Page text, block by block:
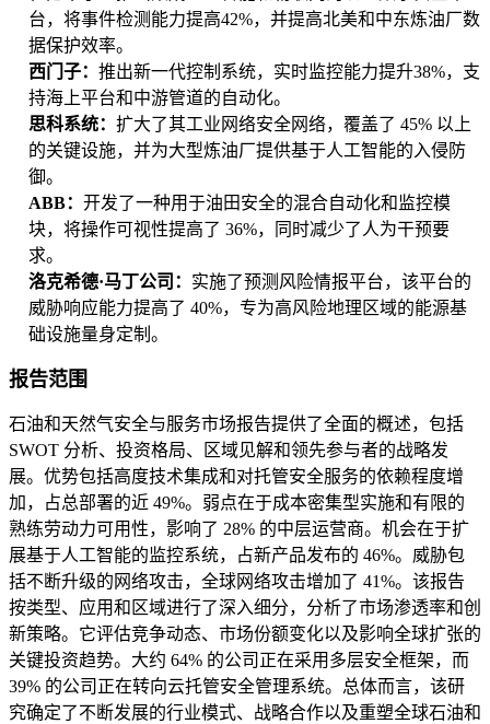
台，将事件检测能力提高42%，并提高北美和中东炼油厂数
据保护效率。
西门子： 推出新一代控制系统，实时监控能力提升38%，支
持海上平台和中游管道的自动化。
思科系统： 扩大了其工业网络安全网络，覆盖了 45% 以上
的关键设施，并为大型炼油厂提供基于人工智能的入侵防
御。
ABB： 开发了一种用于油田安全的混合自动化和监控模
块，将操作可视性提高了 36%，同时减少了人为干预要
求。
洛克希德·马丁公司： 实施了预测风险情报平台，该平台的
威胁响应能力提高了 40%，专为高风险地理区域的能源基
础设施量身定制。
报告范围
石油和天然气安全与服务市场报告提供了全面的概述，包括
SWOT 分析、投资格局、区域见解和领先参与者的战略发
展。优势包括高度技术集成和对托管安全服务的依赖程度增
加，占总部署的近 49%。弱点在于成本密集型实施和有限的
熟练劳动力可用性，影响了 28% 的中层运营商。机会在于扩
展基于人工智能的监控系统，占新产品发布的 46%。威胁包
括不断升级的网络攻击，全球网络攻击增加了 41%。该报告
按类型、应用和区域进行了深入细分，分析了市场渗透率和创
新策略。它评估竞争动态、市场份额变化以及影响全球扩张的
关键投资趋势。大约 64% 的公司正在采用多层安全框架，而
39% 的公司正在转向云托管安全管理系统。总体而言，该研
究确定了不断发展的行业模式、战略合作以及重塑全球石油和